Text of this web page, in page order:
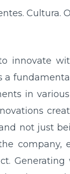
Cultura.
innovate
a
in
not just
company,